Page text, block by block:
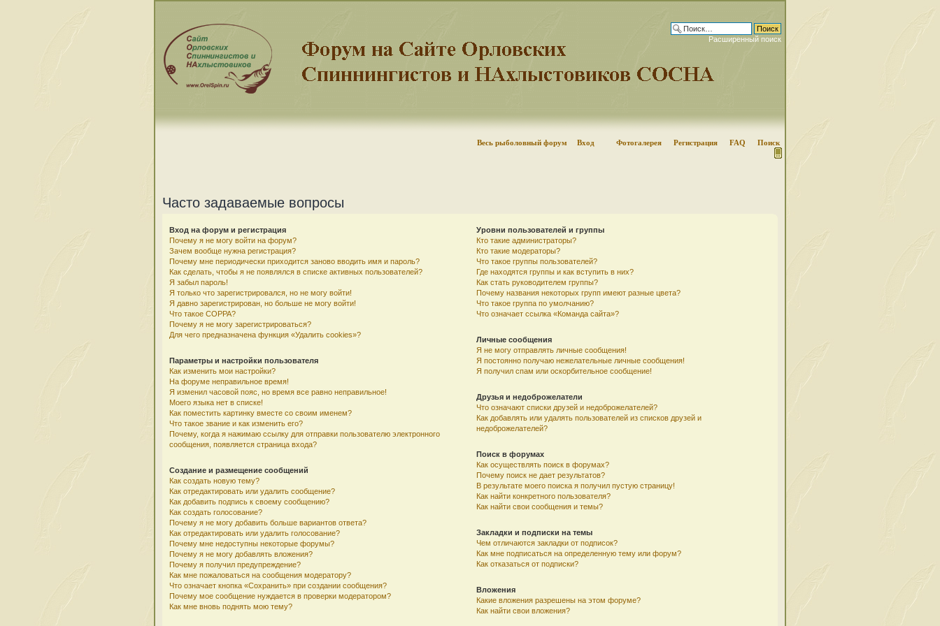
Расширенный поиск
Весь рыболовный форум Вход Фотогалерея Регистрация FAQ Поиск
Часто задаваемые вопросы
Вход на форум и регистрация
Почему я не могу войти на форум?
Зачем вообще нужна регистрация?
Почему мне периодически приходится заново вводить имя и пароль?
Как сделать, чтобы я не появлялся в списке активных пользователей?
Я забыл пароль!
Я только что зарегистрировался, но не могу войти!
Я давно зарегистрирован, но больше не могу войти!
Что такое COPPA?
Почему я не могу зарегистрироваться?
Для чего предназначена функция «Удалить cookies»?
Параметры и настройки пользователя
Как изменить мои настройки?
На форуме неправильное время!
Я изменил часовой пояс, но время все равно неправильное!
Моего языка нет в списке!
Как поместить картинку вместе со своим именем?
Что такое звание и как изменить его?
Почему, когда я нажимаю ссылку для отправки пользователю электронного
сообщения, появляется страница входа?
Создание и размещение сообщений
Как создать новую тему?
Как отредактировать или удалить сообщение?
Как добавить подпись к своему сообщению?
Как создать голосование?
Почему я не могу добавить больше вариантов ответа?
Как отредактировать или удалить голосование?
Почему мне недоступны некоторые форумы?
Почему я не могу добавлять вложения?
Почему я получил предупреждение?
Как мне пожаловаться на сообщения модератору?
Что означает кнопка «Сохранить» при создании сообщения?
Почему мое сообщение нуждается в проверки модератором?
Как мне вновь поднять мою тему?
Уровни пользователей и группы
Кто такие администраторы?
Кто такие модераторы?
Что такое группы пользователей?
Где находятся группы и как вступить в них?
Как стать руководителем группы?
Почему названия некоторых групп имеют разные цвета?
Что такое группа по умолчанию?
Что означает ссылка «Команда сайта»?
Личные сообщения
Я не могу отправлять личные сообщения!
Я постоянно получаю нежелательные личные сообщения!
Я получил спам или оскорбительное сообщение!
Друзья и недоброжелатели
Что означают списки друзей и недоброжелателей?
Как добавлять или удалять пользователей из списков друзей и
недоброжелателей?
Поиск в форумах
Как осуществлять поиск в форумах?
Почему поиск не дает результатов?
В результате моего поиска я получил пустую страницу!
Как найти конкретного пользователя?
Как найти свои сообщения и темы?
Закладки и подписки на темы
Чем отличаются закладки от подписок?
Как мне подписаться на определенную тему или форум?
Как отказаться от подписки?
Вложения
Какие вложения разрешены на этом форуме?
Как найти свои вложения?